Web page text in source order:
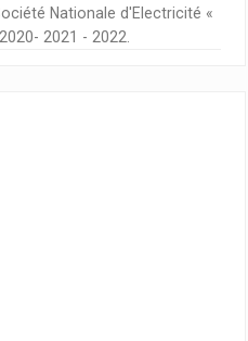
Nationale d'Electricité «
2021 - 2022.